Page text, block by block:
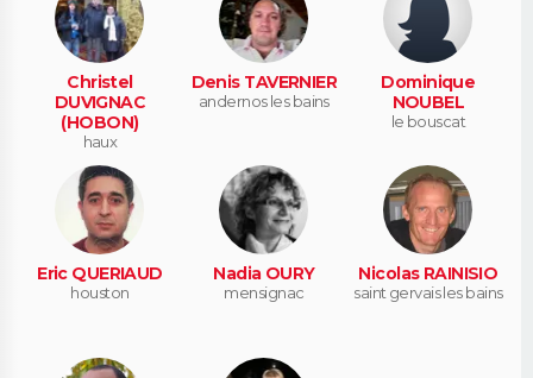
Christel
DUVIGNAC
(HOBON)
haux
Denis TAVERNIER
andernos les bains
Dominique
NOUBEL
le bouscat
Eric QUERIAUD
houston
Nadia OURY
mensignac
Nicolas RAINISIO
saint gervais les bains